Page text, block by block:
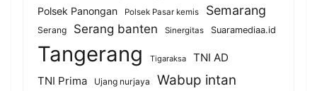
Polsek Panongan Polsek Pasar kemis Semarang
Serang Serang banten Sinergitas Suaramediaa.id
Tangerang Tigaraksa
TNI AD
TNI Prima
Ujang nurjaya Wabup intan